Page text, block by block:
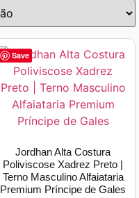
Save
Jordhan Alta Costura
Poliviscose Xadrez Preto |
Terno Masculino Alfaiataria
Premium Príncipe de Gales